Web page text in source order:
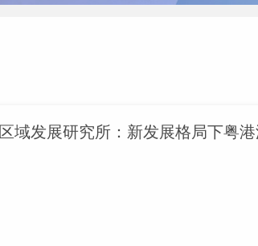
区域发展研究所：新发展格局下粤